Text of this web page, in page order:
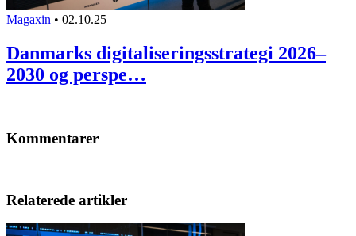
Magaxin • 02.10.25
Danmarks digitaliseringsstrategi 2026–
2030 og perspe…
Kommentarer
Relaterede artikler